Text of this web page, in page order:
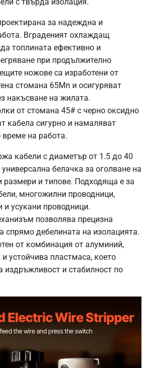
с твърда изолация.
за надеждна и
Вграденият охлаждащ
топлината ефективно и
при продължително
ножове са изработени от
стомана 65Mn и осигуряват
накъсване на жилата.
от стомана 45# с черно оксидно
кабела сигурно и намаляват
на работа.
кабели с диаметър от 1.5 до 40
белачка за оголване на
размери и типове. Подходяща е за
многожилни проводници,
усукани проводници.
позволява прецизна
спрямо дебелината на изолацията.
от комбинация от алуминий,
устойчива пластмаса, което
издръжливост и стабилност по